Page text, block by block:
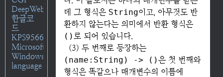
DeepWeb
한글코
드
KPS9566
Microsoft
Windows
language
데 그 형식은 String이고, 아무것도 반
환하지 않는다는 의미에서 반환 형식은
() 로 되어 있습니다.
(3) 두 번째로 등장하는
(name:String) -> ()은 첫 번째와
형식은 똑같으나 매개변수의 이름에